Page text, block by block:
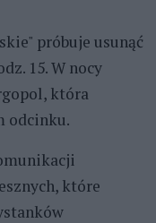
próbuje usunąć
15. W nocy
która
odcinku.
które